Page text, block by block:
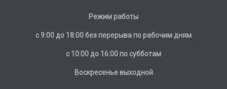
Режим работы
с 9:00 до 18:00 без перерыва по рабочим дням
с 10:00 до 16:00 по субботам
Воскресенье выходной